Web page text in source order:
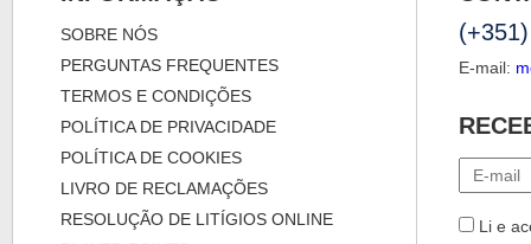
SOBRE NÓS
PERGUNTAS FREQUENTES
TERMOS E CONDIÇÕES
POLÍTICA DE PRIVACIDADE
POLÍTICA DE COOKIES
LIVRO DE RECLAMAÇÕES
RESOLUÇÃO DE LITÍGIOS ONLINE
E-mail:
Li e